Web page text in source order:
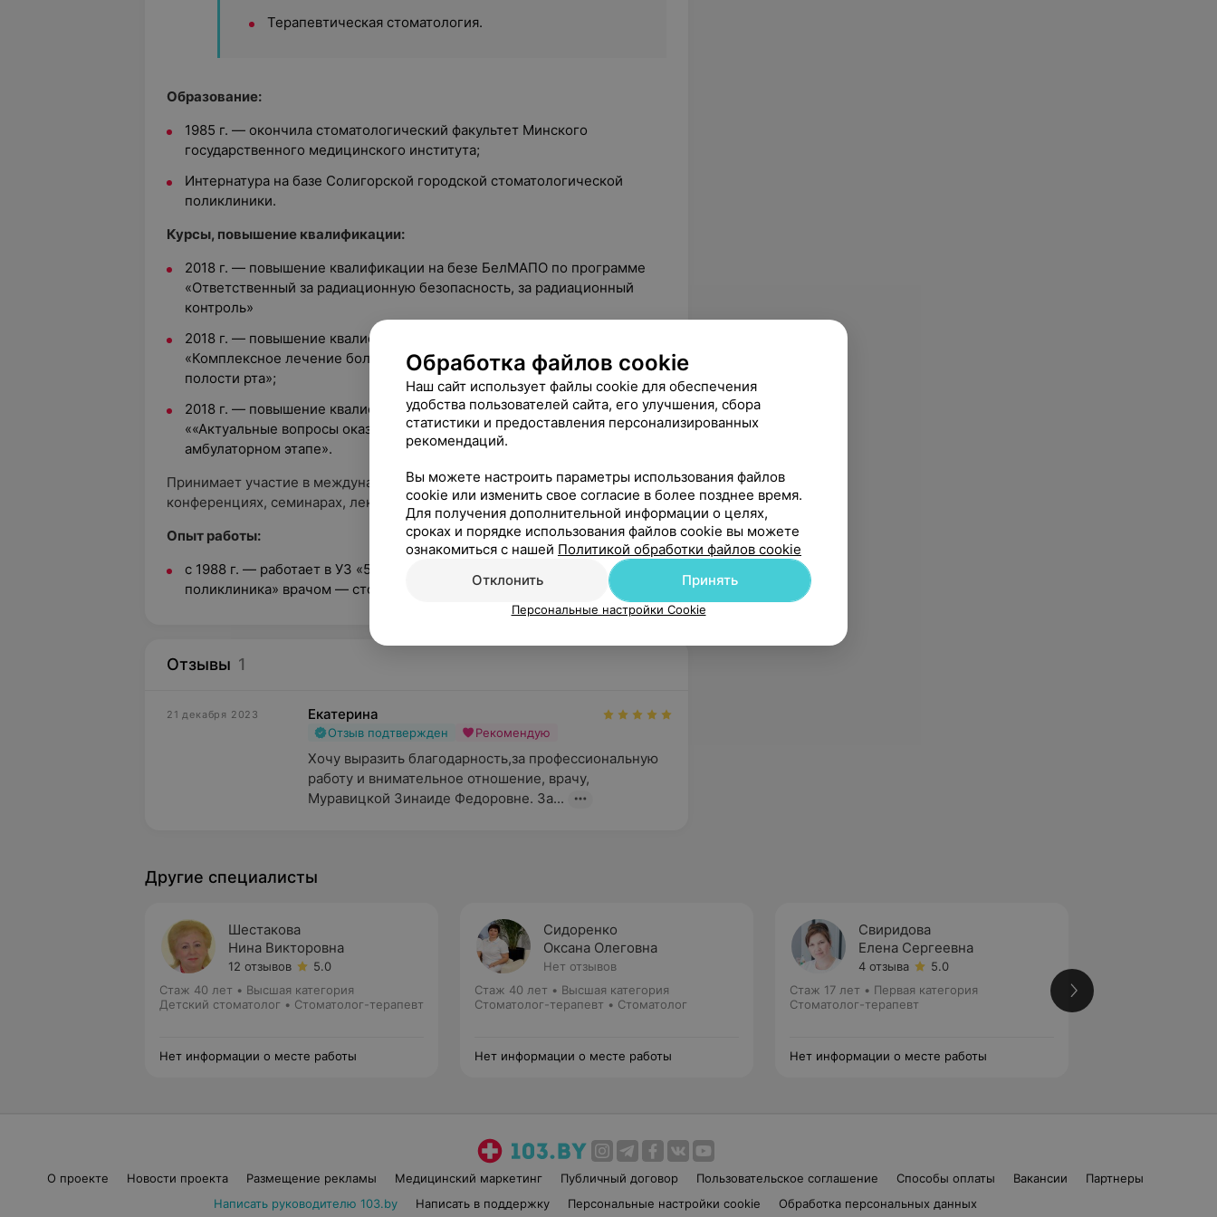
Терапевтическая стоматология.
Образование:
1985 г. — окончила стоматологический факультет Минского
государственного медицинского института;
Интернатура на базе Солигорской городской стоматологической
поликлиники.
Курсы, повышение квалификации:
2018 г. — повышение квалификации на безе БелМАПО по программе
«Ответственный за радиационную безопасность, за радиационный
контроль»
2018 г. — повышение квалификации на безе БелМАПО по программе
«Комплексное лечение болезней пародонта и слизистой оболочки
полости рта»;
2018 г. — повышение квалификации на безе БелМАПО по программе
««Актуальные вопросы оказания неотложной медицинской помощи на
амбулаторном этапе».
Принимает участие в международных научно-практических
конференциях, семинарах, лекциях
Опыт работы:
с 1988 г. — работает в УЗ «5-я городская стоматологическая
поликлиника» врачом — стоматологом-терапевтом.
Отзывы 1
21 декабря 2023 Екатерина
Отзыв подтвержден Рекомендую
Хочу выразить благодарность,за профессиональную
работу и внимательное отношение, врачу,
Муравицкой Зинаиде Федоровне. За...
Другие специалисты
Шестакова
Нина Викторовна
12 отзывов
5.0
Стаж 40 лет • Высшая категория
Детский стоматолог • Стоматолог-терапевт
Нет информации о месте работы
Сидоренко
Оксана Олеговна
Нет отзывов
Стаж 40 лет • Высшая категория
Стоматолог-терапевт • Стоматолог
Нет информации о месте работы
Свиридова
Елена Сергеевна
4 отзыва
5.0
Стаж 17 лет • Первая категория
Стоматолог-терапевт
Нет информации о месте работы
О проекте Новости проекта Размещение рекламы Медицинский маркетинг Публичный договор Пользовательское соглашение Способы оплаты Вакансии
Партнеры
Написать руководителю 103.by
Написать в поддержку Персональные настройки cookie Обработка персональных данных
Обработка файлов cookie
Наш сайт использует файлы cookie для обеспечения
удобства пользователей сайта, его улучшения, сбора
статистики и предоставления персонализированных
рекомендаций.
Вы можете настроить параметры использования файлов
cookie или изменить свое согласие в более позднее время.
Для получения дополнительной информации о целях,
сроках и порядке использования файлов cookie вы можете
ознакомиться с нашей Политикой обработки файлов cookie
Отклонить
Принять
Персональные настройки Cookie